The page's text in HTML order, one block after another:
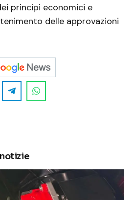
principi economici e
delle approvazioni